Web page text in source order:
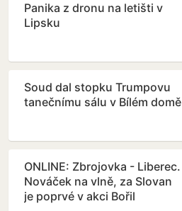
Panika z dronu na letišti v
Lipsku
Soud dal stopku Trumpovu
tanečnímu sálu v Bílém domě
ONLINE: Zbrojovka - Liberec.
Nováček na vlně, za Slovan
je poprvé v akci Bořil